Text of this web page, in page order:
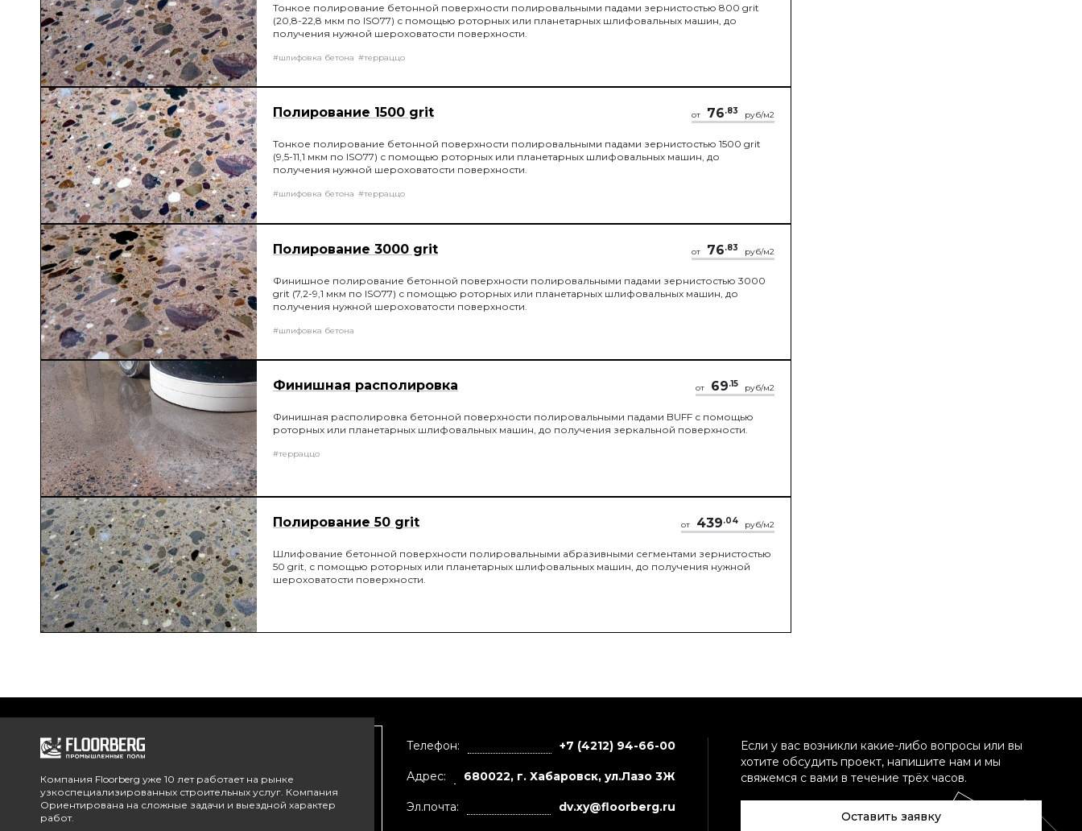
Тонкое полирование бетонной поверхности полировальными падами зернистостью 800 grit
(20,8-22,8 мкм по ISO77) с помощью роторных или планетарных шлифовальных машин, до
получения нужной шероховатости поверхности.
#шлифовка бетона #терраццо
Полирование 1500 grit от 76.83 руб/м2
Тонкое полирование бетонной поверхности полировальными падами зернистостью 1500 grit
(9,5-11,1 мкм по ISO77) с помощью роторных или планетарных шлифовальных машин, до
получения нужной шероховатости поверхности.
#шлифовка бетона #терраццо
Полирование 3000 grit от 76.83 руб/м2
Финишное полирование бетонной поверхности полировальными падами зернистостью 3000
grit (7,2-9,1 мкм по ISO77) с помощью роторных или планетарных шлифовальных машин, до
получения нужной шероховатости поверхности.
#шлифовка бетона
Финишная располировка от 69.15 руб/м2
Финишная располировка бетонной поверхности полировальными падами BUFF с помощью
роторных или планетарных шлифовальных машин, до получения зеркальной поверхности.
#терраццо
Полирование 50 grit от 439.04 руб/м2
Шлифование бетонной поверхности полировальными абразивными сегментами зернистостью
50 grit, с помощью роторных или планетарных шлифовальных машин, до получения нужной
шероховатости поверхности.
Компания Floorberg уже 10 лет работает на рынке
узкоспециализированных строительных услуг. Компания
Ориентирована на сложные задачи и выездной характер
работ.
Телефон: +7 (4212) 94-66-00
Адрес: 680022, г. Хабаровск, ул.Лазо 3Ж
Эл.почта: dv.xy@floorberg.ru
Если у вас возникли какие-либо вопросы или вы
хотите обсудить проект, напишите нам и мы
свяжемся с вами в течение трёх часов.
Оставить заявку